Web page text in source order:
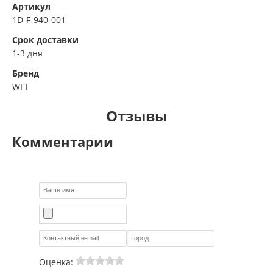
Артикул
1D-F-940-001
Срок доставки
1-3 дня
Бренд
WFT
Отзывы
Комментарии
Оценка: